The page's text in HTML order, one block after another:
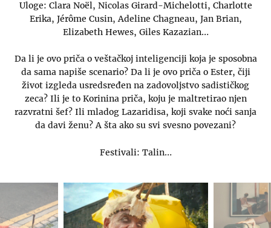
Uloge: Clara Noël, Nicolas Girard-Michelotti, Charlotte
Erika, Jérôme Cusin, Adeline Chagneau, Jan Brian,
Elizabeth Hewes, Giles Kazazian…
Da li je ovo priča o veštačkoj inteligenciji koja je sposobna
da sama napiše scenario? Da li je ovo priča o Ester, čiji
život izgleda usredsređen na zadovoljstvo sadističkog
zeca? Ili je to Korinina priča, koju je maltretirao njen
razvratni šef? Ili mladog Lazaridisa, koji svake noći sanja
da davi ženu? A šta ako su svi svesno povezani?
Festivali: Talin…